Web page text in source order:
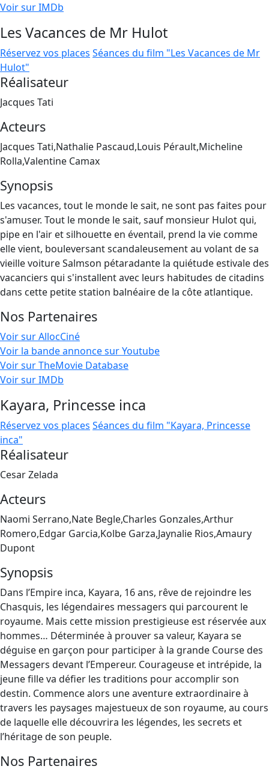
Voir sur IMDb
Les Vacances de Mr Hulot
Réservez vos places Séances du film "Les Vacances de Mr
Hulot"
Réalisateur
Jacques Tati
Acteurs
Jacques Tati,Nathalie Pascaud,Louis Pérault,Micheline
Rolla,Valentine Camax
Synopsis
Les vacances, tout le monde le sait, ne sont pas faites pour
s'amuser. Tout le monde le sait, sauf monsieur Hulot qui,
pipe en l'air et silhouette en éventail, prend la vie comme
elle vient, bouleversant scandaleusement au volant de sa
vieille voiture Salmson pétaradante la quiétude estivale des
vacanciers qui s'installent avec leurs habitudes de citadins
dans cette petite station balnéaire de la côte atlantique.
Nos Partenaires
Voir sur AllocCiné
Voir la bande annonce sur Youtube
Voir sur TheMovie Database
Voir sur IMDb
Kayara, Princesse inca
Réservez vos places Séances du film "Kayara, Princesse
inca"
Réalisateur
Cesar Zelada
Acteurs
Naomi Serrano,Nate Begle,Charles Gonzales,Arthur
Romero,Edgar Garcia,Kolbe Garza,Jaynalie Rios,Amaury
Dupont
Synopsis
Dans l’Empire inca, Kayara, 16 ans, rêve de rejoindre les
Chasquis, les légendaires messagers qui parcourent le
royaume. Mais cette mission prestigieuse est réservée aux
hommes… Déterminée à prouver sa valeur, Kayara se
déguise en garçon pour participer à la grande Course des
Messagers devant l’Empereur. Courageuse et intrépide, la
jeune fille va défier les traditions pour accomplir son
destin. Commence alors une aventure extraordinaire à
travers les paysages majestueux de son royaume, au cours
de laquelle elle découvrira les légendes, les secrets et
l’héritage de son peuple.
Nos Partenaires